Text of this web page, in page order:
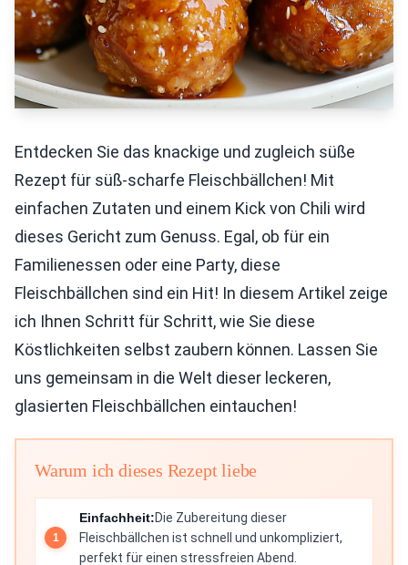
Entdecken Sie das knackige und zugleich süße
Rezept für süß-scharfe Fleischbällchen! Mit
einfachen Zutaten und einem Kick von Chili wird
dieses Gericht zum Genuss. Egal, ob für ein
Familienessen oder eine Party, diese
Fleischbällchen sind ein Hit! In diesem Artikel zeige
ich Ihnen Schritt für Schritt, wie Sie diese
Köstlichkeiten selbst zaubern können. Lassen Sie
uns gemeinsam in die Welt dieser leckeren,
glasierten Fleischbällchen eintauchen!
Warum ich dieses Rezept liebe
Einfachheit:Die Zubereitung dieser
Fleischbällchen ist schnell und unkompliziert,
perfekt für einen stressfreien Abend.